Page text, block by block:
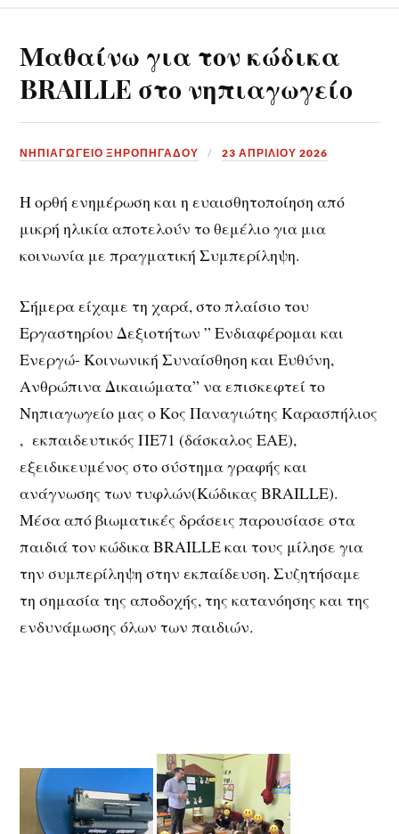
Μαθαίνω για τον κώδικα
BRAILLE στο νηπιαγωγείο
ΝΗΠΙΑΓΩΓΕΙΟ ΞΗΡΟΠΗΓΑΔΟΥ 23 ΑΠΡΙΛΊΟΥ 2026
Η ορθή ενημέρωση και η ευαισθητοποίηση από
μικρή ηλικία αποτελούν το θεμέλιο για μια
κοινωνία με πραγματική Συμπερίληψη.
Σήμερα είχαμε τη χαρά, στο πλαίσιο του
Εργαστηρίου Δεξιοτήτων ” Ενδιαφέρομαι και
Ενεργώ- Κοινωνική Συναίσθηση και Ευθύνη,
Ανθρώπινα Δικαιώματα” να επισκεφτεί το
Νηπιαγωγείο μας ο Κος Παναγιώτης Καρασπήλιος
, εκπαιδευτικός ΠΕ71 (δάσκαλος ΕΑΕ),
εξειδικευμένος στο σύστημα γραφής και
ανάγνωσης των τυφλών(Κώδικας BRAILLE).
Μέσα από βιωματικές δράσεις παρουσίασε στα
παιδιά τον κώδικα BRAILLE και τους μίλησε για
την συμπερίληψη στην εκπαίδευση. Συζητήσαμε
τη σημασία της αποδοχής, της κατανόησης και της
ενδυνάμωσης όλων των παιδιών.